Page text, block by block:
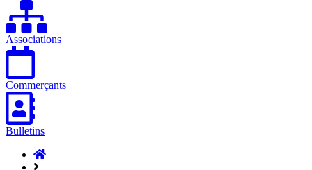
Associations
Commerçants
Bulletins
Accueil